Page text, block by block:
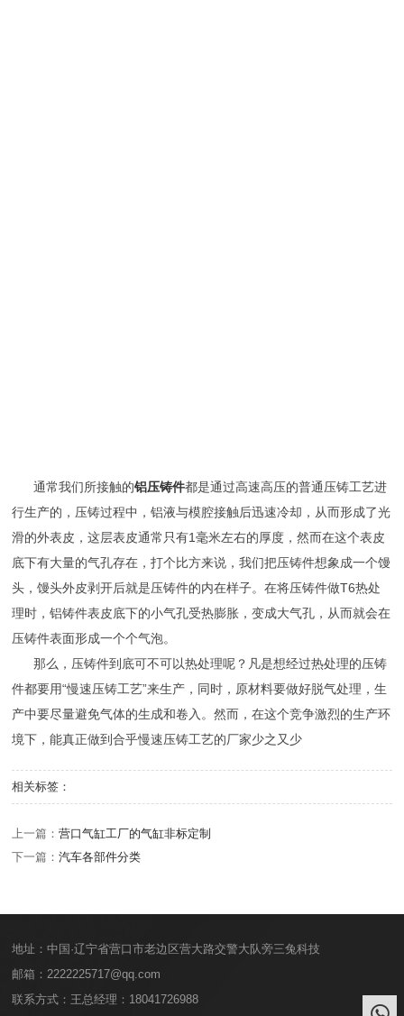
通常我们所接触的铝压铸件都是通过高速高压的普通压铸工艺进
行生产的，压铸过程中，铝液与模腔接触后迅速冷却，从而形成了光
滑的外表皮，这层表皮通常只有1毫米左右的厚度，然而在这个表皮
底下有大量的气孔存在，打个比方来说，我们把压铸件想象成一个馒
头，馒头外皮剥开后就是压铸件的内在样子。在将压铸件做T6热处
理时，铝铸件表皮底下的小气孔受热膨胀，变成大气孔，从而就会在
压铸件表面形成一个个气泡。
那么，压铸件到底可不可以热处理呢？凡是想经过热处理的压铸
件都要用“慢速压铸工艺”来生产，同时，原材料要做好脱气处理，生
产中要尽量避免气体的生成和卷入。然而，在这个竞争激烈的生产环
境下，能真正做到合乎慢速压铸工艺的厂家少之又少
相关标签：
上一篇：营口气缸工厂的气缸非标定制
下一篇：汽车各部件分类
地址：中国·辽宁省营口市老边区营大路交警大队旁三兔科技
邮箱：2222225717@qq.com
联系方式：王总经理：18041726988